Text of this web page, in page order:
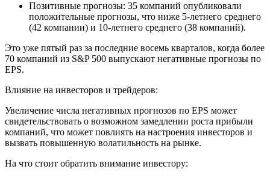
Позитивные прогнозы: 35 компаний опубликовали
положительные прогнозы, что ниже 5-летнего среднего
(42 компании) и 10-летнего среднего (38 компаний).
Это уже пятый раз за последние восемь кварталов, когда более
70 компаний из S&P 500 выпускают негативные прогнозы по
EPS.
Влияние на инвесторов и трейдеров:
Увеличение числа негативных прогнозов по EPS может
свидетельствовать о возможном замедлении роста прибыли
компаний, что может повлиять на настроения инвесторов и
вызвать повышенную волатильность на рынке.
На что стоит обратить внимание инвестору: